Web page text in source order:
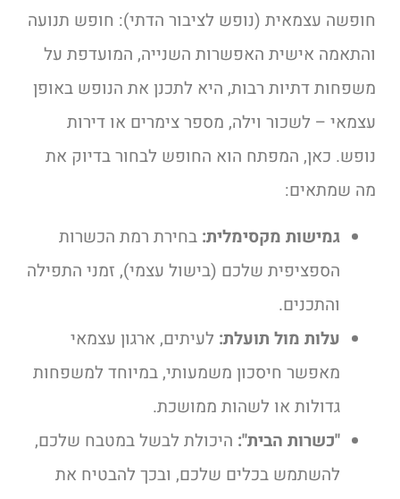
חופשה עצמאית (נופש לציבור הדתי): חופש תנועה
והתאמה אישית האפשרות השנייה, המועדפת על
משפחות דתיות רבות, היא לתכנן את הנופש באופן
עצמאי – לשכור וילה, מספר צימרים או דירות
נופש. כאן, המפתח הוא החופש לבחור בדיוק את
מה שמתאים:
גמישות מקסימלית: בחירת רמת הכשרות
הספציפית שלכם (בישול עצמי), זמני התפילה
והתכנים.
עלות מול תועלת: לעיתים, ארגון עצמאי
מאפשר חיסכון משמעותי, במיוחד למשפחות
גדולות או לשהות ממושכת.
"כשרות הבית": היכולת לבשל במטבח שלכם,
להשתמש בכלים שלכם, ובכך להבטיח את